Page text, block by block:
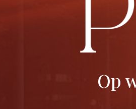
Op